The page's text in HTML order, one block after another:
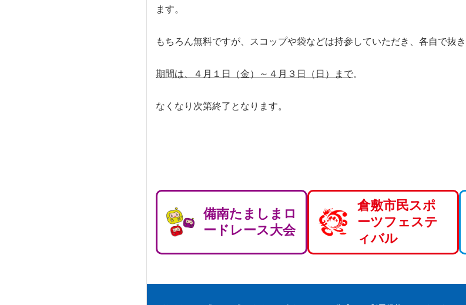
ます。
もちろん無料ですが、スコップや袋などは持参していただき、各自で抜
期間は、４月１日（金）～４月３日（日）まで。
なくなり次第終了となります。
備南たましまロ
ードレース大会
倉敷市民スポ
ーツフェステ
ィバル